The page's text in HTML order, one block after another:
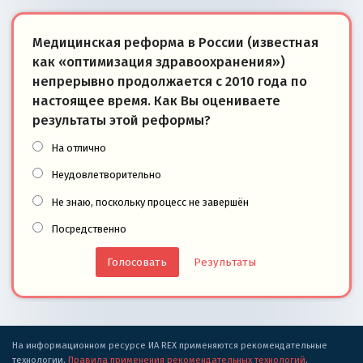
Медицинская реформа в России (известная
как «оптимизация здравоохранения»)
непрерывно продолжается с 2010 года по
настоящее время. Как Вы оцениваете
результаты этой реформы?
На отлично
Неудовлетворительно
Не знаю, поскольку процесс не завершён
Посредственно
Результаты
На информационном ресурсе ИА REX применяются рекомендательные
технологии. Правила применения рекомендательных технологий.